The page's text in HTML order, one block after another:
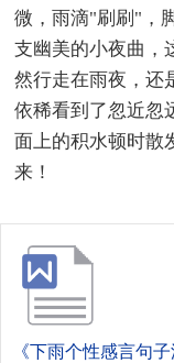
微，雨滴"刷刷"，
支幽美的小夜曲，
然行走在雨夜，还
依稀看到了忽近忽
面上的积水顿时散
来！
《下雨个性感言句